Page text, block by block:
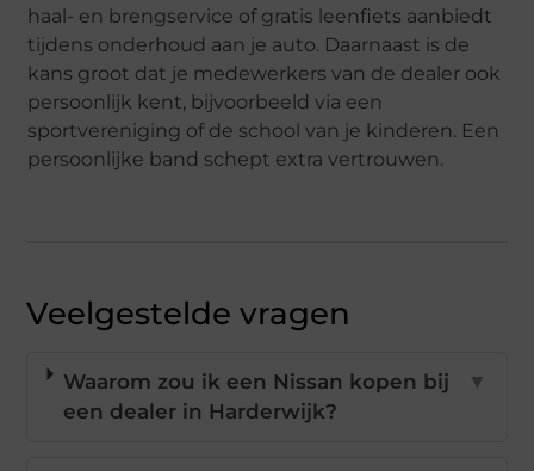
haal- en brengservice of gratis leenfiets aanbiedt
tijdens onderhoud aan je auto. Daarnaast is de
kans groot dat je medewerkers van de dealer ook
persoonlijk kent, bijvoorbeeld via een
sportvereniging of de school van je kinderen. Een
persoonlijke band schept extra vertrouwen.
Veelgestelde vragen
Waarom zou ik een Nissan kopen bij
een dealer in Harderwijk?
▼